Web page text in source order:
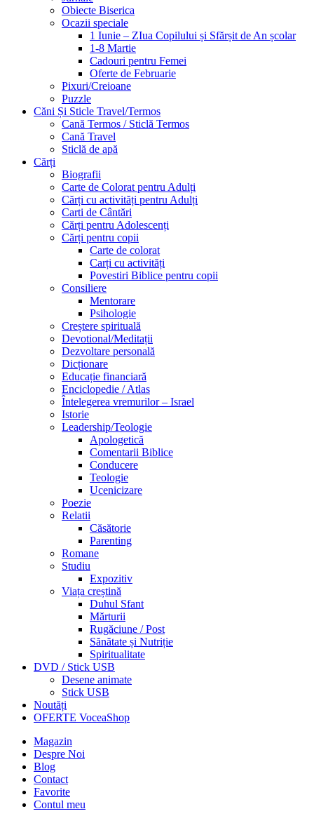
Obiecte Biserica
Ocazii speciale
1 Iunie – ZIua Copilului și Sfărșit de An școlar
1-8 Martie
Cadouri pentru Femei
Oferte de Februarie
Pixuri/Creioane
Puzzle
Căni Și Sticle Travel/Termos
Cană Termos / Sticlă Termos
Cană Travel
Sticlă de apă
Cărți
Biografii
Carte de Colorat pentru Adulți
Cărți cu activități pentru Adulți
Carti de Cântări
Cărți pentru Adolescenți
Cărți pentru copii
Carte de colorat
Carți cu activități
Povestiri Biblice pentru copii
Consiliere
Mentorare
Psihologie
Creștere spirituală
Devotional/Meditații
Dezvoltare personală
Dicționare
Educație financiară
Enciclopedie / Atlas
Întelegerea vremurilor – Israel
Istorie
Leadership/Teologie
Apologetică
Comentarii Biblice
Conducere
Teologie
Ucenicizare
Poezie
Relatii
Căsătorie
Parenting
Romane
Studiu
Expozitiv
Viața creștină
Duhul Sfant
Mărturii
Rugăciune / Post
Sănătate și Nutriție
Spiritualitate
DVD / Stick USB
Desene animate
Stick USB
Noutăți
OFERTE VoceaShop
Magazin
Despre Noi
Blog
Contact
Favorite
Contul meu